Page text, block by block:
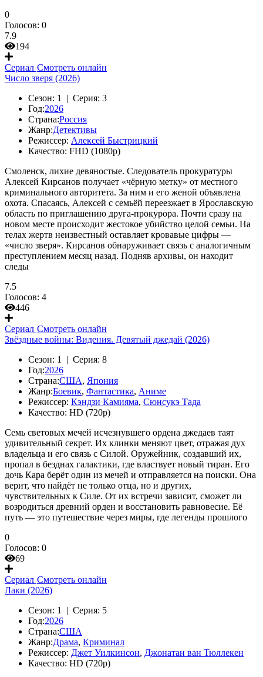
0
Голосов: 0
7.9
194
Сериал Смотреть онлайн
Число зверя (2026)
Сезон: 1 | Серия: 3
Год:2026
Страна:Россия
Жанр:Детективы
Режиссер: Алексей Быстрицкий
Качество: FHD (1080p)
Смоленск, лихие девяностые. Следователь прокуратуры
Алексей Кирсанов получает «чёрную метку» от местного
криминального авторитета. За ним и его женой объявлена
охота. Спасаясь, Алексей с семьёй переезжает в Ярославскую
область по приглашению друга-прокурора. Почти сразу на
новом месте происходит жестокое убийство целой семьи. На
телах жертв неизвестный оставляет кровавые цифры —
«число зверя». Кирсанов обнаруживает связь с аналогичным
преступлением месяц назад. Подняв архивы, он находит
следы
7.5
Голосов: 4
446
Сериал Смотреть онлайн
Звёздные войны: Видения. Девятый джедай (2026)
Сезон: 1 | Серия: 8
Год:2026
Страна:США, Япония
Жанр:Боевик, Фантастика, Аниме
Режиссер: Кэндзи Камияма, Сюнсукэ Тада
Качество: HD (720p)
Семь световых мечей исчезнувшего ордена джедаев таят
удивительный секрет. Их клинки меняют цвет, отражая дух
владельца и его связь с Силой. Оружейник, создавший их,
пропал в безднах галактики, где властвует новый тиран. Его
дочь Кара берёт один из мечей и отправляется на поиски. Она
верит, что найдёт не только отца, но и других,
чувствительных к Силе. От их встречи зависит, сможет ли
возродиться древний орден и восстановить равновесие. Её
путь — это путешествие через миры, где легенды прошлого
0
Голосов: 0
69
Сериал Смотреть онлайн
Лаки (2026)
Сезон: 1 | Серия: 5
Год:2026
Страна:США
Жанр:Драма, Криминал
Режиссер: Джет Уилкинсон, Джонатан ван Тюллекен
Качество: HD (720p)